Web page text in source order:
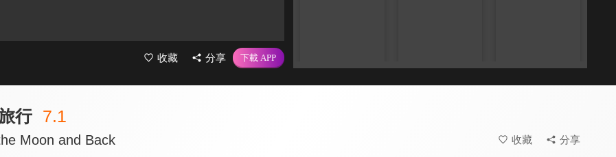
收藏 分享
行 7.1
Moon and Back 收藏 分享